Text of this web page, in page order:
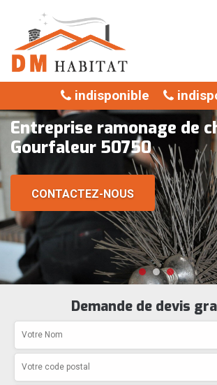
indisponible
Entreprise ramonage de
Gourfaleur 50750
CONTACTEZ-NOUS
Demande de devis